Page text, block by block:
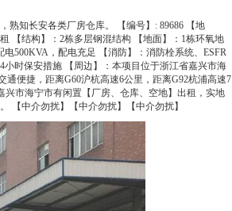
熟知长安各类厂房仓库。 【编号】: 89686 【地
【结构】：2栋多层钢混结构 【地面】：1栋环氧地
500KVA，配电充足 【消防】：消防栓系统、ESFR
时保安措施 【周边】：本项目位于浙江省嘉兴市海
便捷，距离G60沪杭高速6公里，距离G92杭浦高速7
市海宁市有闲置【厂房、仓库、空地】出租，实地
【中介勿扰】【中介勿扰】【中介勿扰】